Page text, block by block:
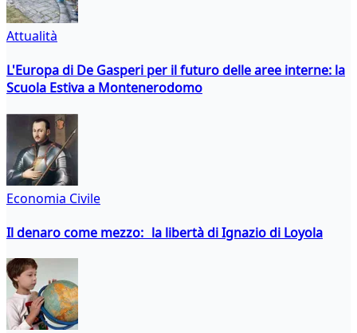
Attualità
L'Europa di De Gasperi per il futuro delle aree interne: la
Scuola Estiva a Montenerodomo
Economia Civile
Il denaro come mezzo: la libertà di Ignazio di Loyola